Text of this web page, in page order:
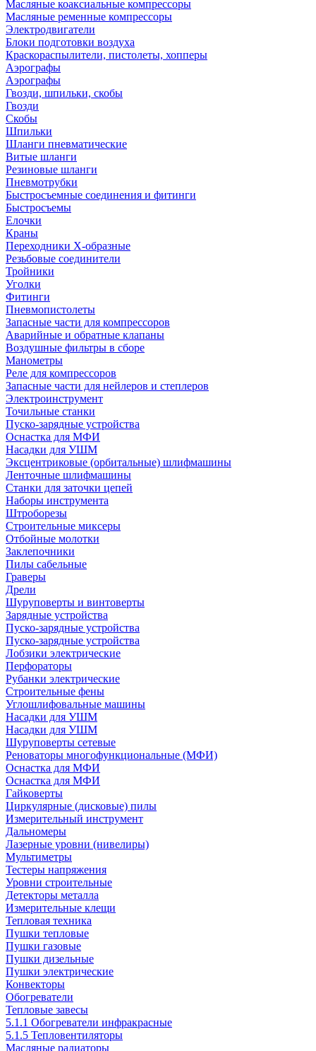
Масляные коаксиальные компрессоры
Масляные ременные компрессоры
Электродвигатели
Блоки подготовки воздуха
Краскораспылители, пистолеты, хопперы
Аэрографы
Аэрографы
Гвозди, шпильки, скобы
Гвозди
Скобы
Шпильки
Шланги пневматические
Витые шланги
Резиновые шланги
Пневмотрубки
Быстросъемные соединения и фитинги
Быстросъемы
Елочки
Краны
Переходники Х-образные
Резьбовые соединители
Тройники
Уголки
Фитинги
Пневмопистолеты
Запасные части для компрессоров
Аварийные и обратные клапаны
Воздушные фильтры в сборе
Манометры
Реле для компрессоров
Запасные части для нейлеров и степлеров
Электроинструмент
Точильные станки
Пуско-зарядные устройства
Оснастка для МФИ
Насадки для УШМ
Эксцентриковые (орбитальные) шлифмашины
Ленточные шлифмашины
Станки для заточки цепей
Наборы инструмента
Штроборезы
Строительные миксеры
Отбойные молотки
Заклепочники
Пилы сабельные
Граверы
Дрели
Шуруповерты и винтоверты
Зарядные устройства
Пуско-зарядные устройства
Пуско-зарядные устройства
Лобзики электрические
Перфораторы
Рубанки электрические
Строительные фены
Углошлифовальные машины
Насадки для УШМ
Насадки для УШМ
Шуруповерты сетевые
Реноваторы многофункциональные (МФИ)
Оснастка для МФИ
Оснастка для МФИ
Гайковерты
Циркулярные (дисковые) пилы
Измерительный инструмент
Дальномеры
Лазерные уровни (нивелиры)
Мультиметры
Тестеры напряжения
Уровни строительные
Детекторы металла
Измерительные клещи
Тепловая техника
Пушки тепловые
Пушки газовые
Пушки дизельные
Пушки электрические
Конвекторы
Обогреватели
Тепловые завесы
5.1.1 Обогреватели инфракрасные
5.1.5 Тепловентиляторы
Масляные радиаторы